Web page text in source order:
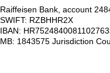
Raiffeisen Bank, account
SWIFT: RZBHHR2X
IBAN:
MB: 1843575 Jurisdiction